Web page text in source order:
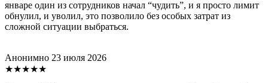
январе один из сотрудников начал “чудить”, и я просто лимит
обнулил, и уволил, это позволило без особых затрат из
сложной ситуации выбраться.
Анонимно 23 июля 2026
★★★★★